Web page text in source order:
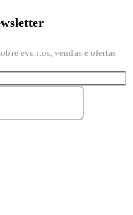
eventos, vendas e ofertas.